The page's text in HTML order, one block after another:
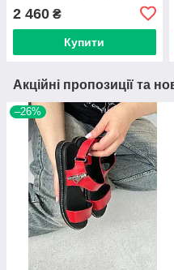
2 460 ₴
Купити
Акційні пропозиції та
–26%